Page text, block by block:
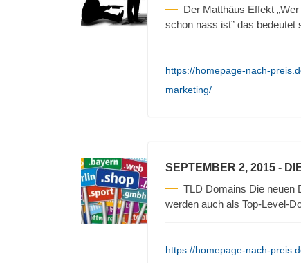
Der Matthäus Effekt
schon nass ist” das bedeutet
https://homepage-nach-
marketing/
SEPTEMBER 2, 2015 -
TLD Domains Die neuen
werden auch als Top-Level-
https://homepage-nach-